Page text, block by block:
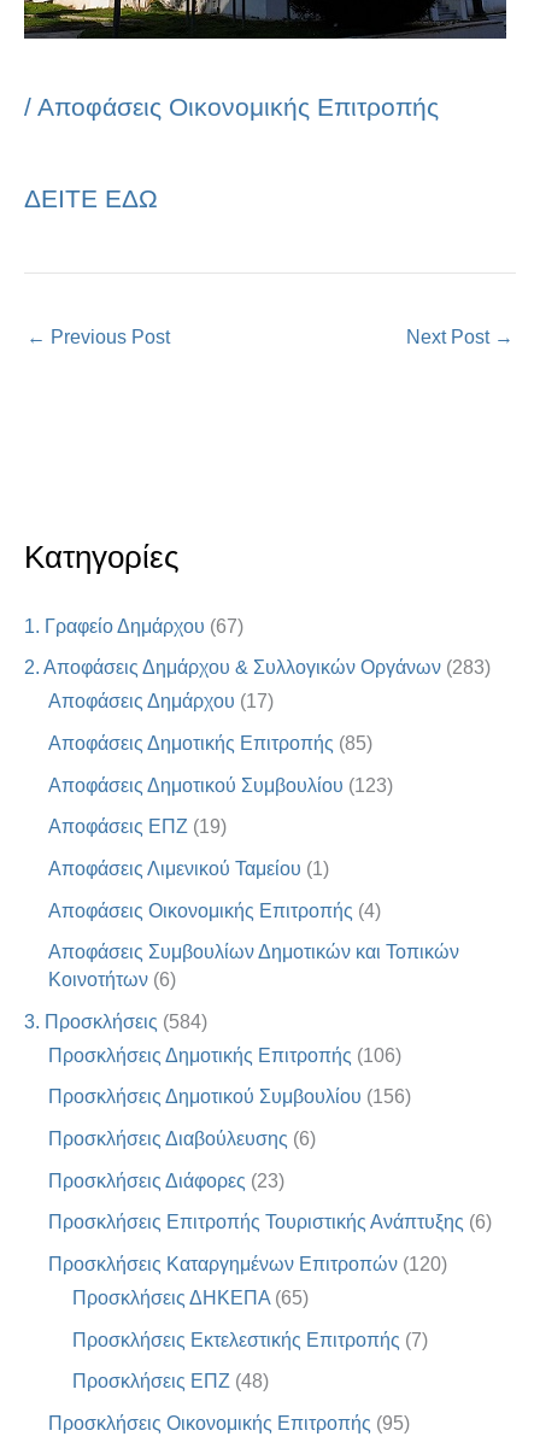
Κατηγορίες
1. Γραφείο Δημάρχου (67)
2. Αποφάσεις Δημάρχου & Συλλογικών Οργάνων (283)
Αποφάσεις Δημάρχου (17)
Αποφάσεις Δημοτικής Επιτροπής (85)
Αποφάσεις Δημοτικού Συμβουλίου (123)
Αποφάσεις ΕΠΖ (19)
Αποφάσεις Λιμενικού Ταμείου (1)
Αποφάσεις Οικονομικής Επιτροπής (4)
Αποφάσεις Συμβουλίων Δημοτικών και Τοπικών
Κοινοτήτων (6)
3. Προσκλήσεις (584)
Προσκλήσεις Δημοτικής Επιτροπής (106)
Προσκλήσεις Δημοτικού Συμβουλίου (156)
Προσκλήσεις Διαβούλευσης (6)
Προσκλήσεις Διάφορες (23)
Προσκλήσεις Επιτροπής Τουριστικής Ανάπτυξης (6)
Προσκλήσεις Καταργημένων Επιτροπών (120)
Προσκλήσεις ΔΗΚΕΠΑ (65)
Προσκλήσεις Εκτελεστικής Επιτροπής (7)
Προσκλήσεις ΕΠΖ (48)
Προσκλήσεις Οικονομικής Επιτροπής (95)
/ Αποφάσεις Οικονομικής Επιτροπής
ΔΕΙΤΕ ΕΔΩ
← Previous Post Next Post →